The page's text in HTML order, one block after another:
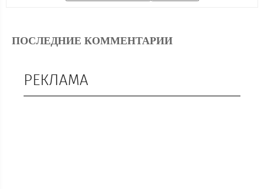
ПОСЛЕДНИЕ КОММЕНТАРИИ
РЕКЛАМА